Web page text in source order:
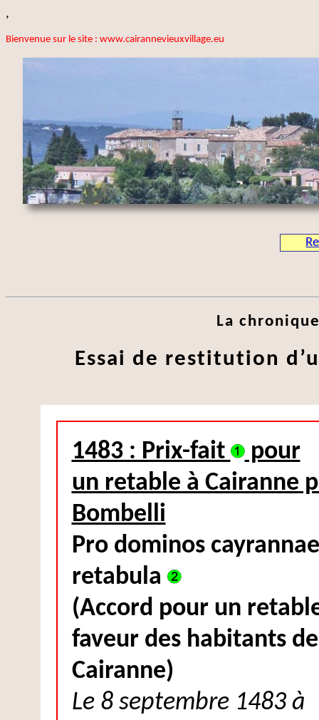
,
Bienvenue sur le site : www.cairannevieuxvillage.eu
La
Essai de restitution
1483 : Prix-fait
pour
un retable à Cairanne
Bombelli
Pro dominos
retabula
(Accord pour un
faveur des habitants de
Cairanne)
Le 8 septembre 1483 à